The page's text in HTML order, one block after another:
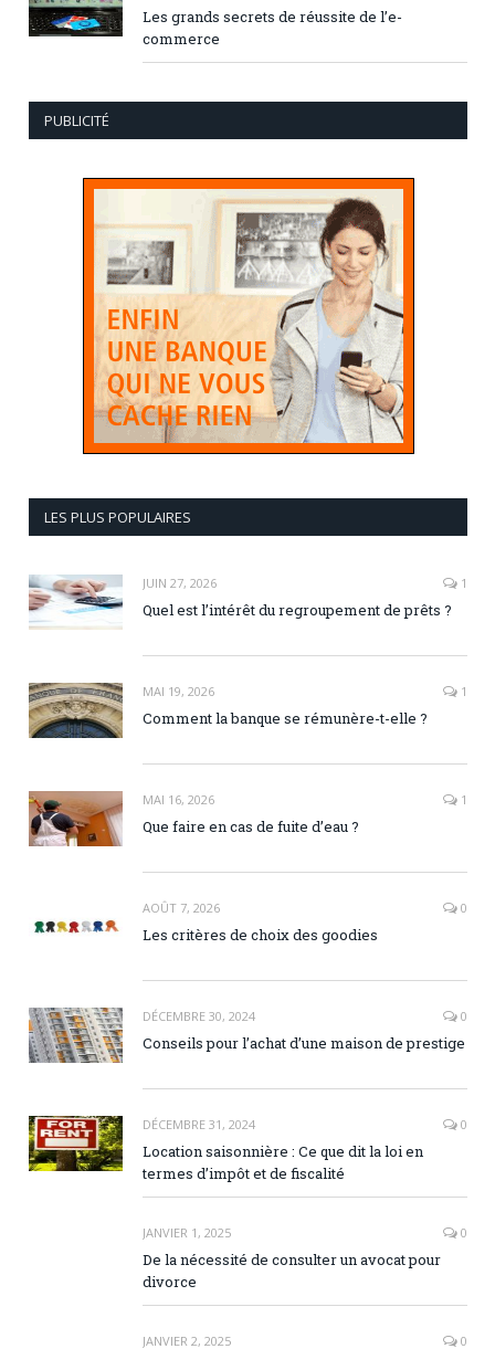
Les grands secrets de réussite de l’e-
commerce
PUBLICITÉ
LES PLUS POPULAIRES
JUIN 27, 2026 1
Quel est l’intérêt du regroupement de prêts ?
MAI 19, 2026 1
Comment la banque se rémunère-t-elle ?
MAI 16, 2026 1
Que faire en cas de fuite d’eau ?
AOÛT 7, 2026 0
Les critères de choix des goodies
DÉCEMBRE 30, 2024 0
Conseils pour l’achat d’une maison de prestige
DÉCEMBRE 31, 2024 0
Location saisonnière : Ce que dit la loi en
termes d’impôt et de fiscalité
JANVIER 1, 2025 0
De la nécessité de consulter un avocat pour
divorce
JANVIER 2, 2025 0